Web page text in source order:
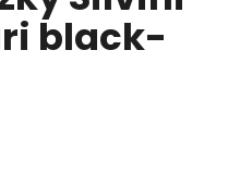
black-